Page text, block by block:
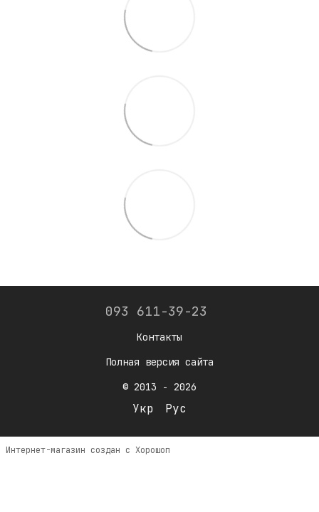
093 611-39-23
Контакты
Полная версия сайта
© 2013 - 2026
Укр Рус
Интернет-магазин создан с Хорошоп